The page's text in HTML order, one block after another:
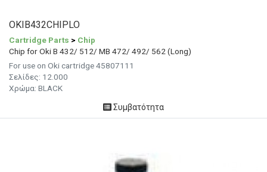
OKIB432CHIPLO
Cartridge Parts > Chip
Chip for Oki B 432/ 512/ MB 472/ 492/ 562 (Long)
For use on Oki cartridge 45807111
Σελίδες: 12.000
Χρώμα: BLACK
Συμβατότητα